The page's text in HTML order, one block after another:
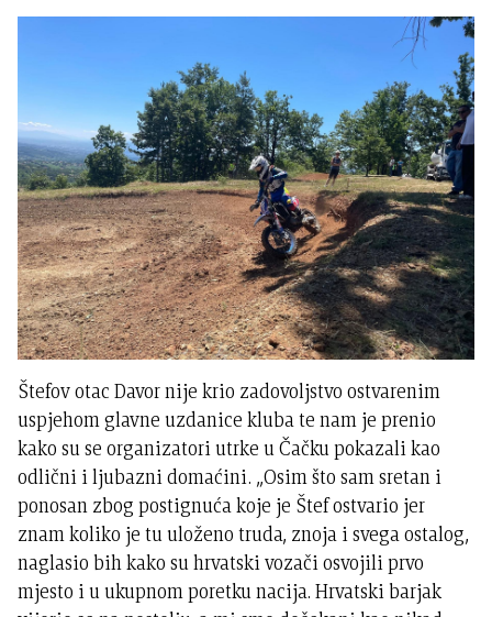
Štefov otac Davor nije krio zadovoljstvo ostvarenim
uspjehom glavne uzdanice kluba te nam je prenio
kako su se organizatori utrke u Čačku pokazali kao
odlični i ljubazni domaćini. „Osim što sam sretan i
ponosan zbog postignuća koje je Štef ostvario jer
znam koliko je tu uloženo truda, znoja i svega ostalog,
naglasio bih kako su hrvatski vozači osvojili prvo
mjesto i u ukupnom poretku nacija. Hrvatski barjak